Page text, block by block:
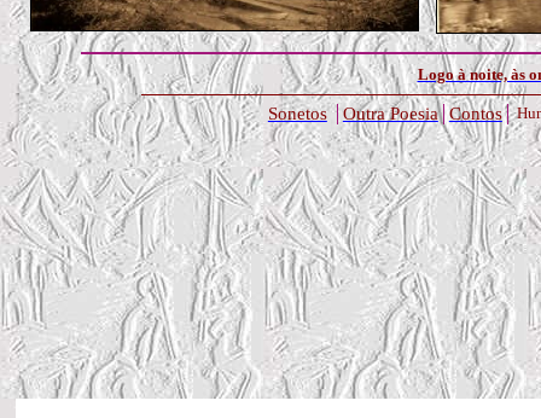
Logo à noite, às
Sonetos Outra Poesia Contos